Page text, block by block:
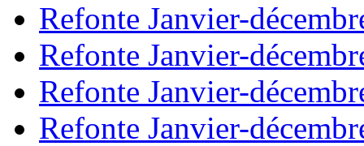
Refonte Janvier-
Refonte Janvier-
Refonte Janvier-
Refonte Janvier-